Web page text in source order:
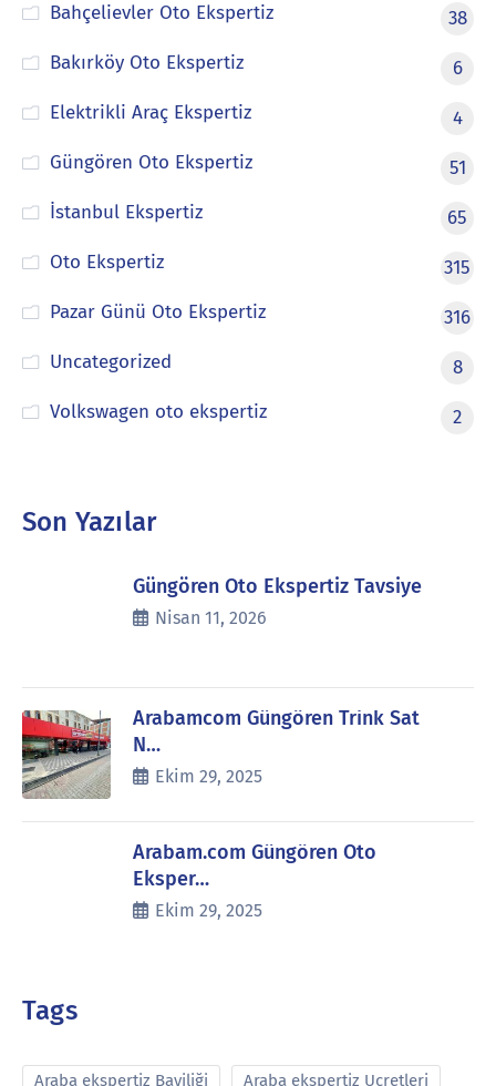
Bahçelievler Oto Ekspertiz
38
Bakırköy Oto Ekspertiz
6
Elektrikli Araç Ekspertiz
4
Güngören Oto Ekspertiz
51
İstanbul Ekspertiz
65
Oto Ekspertiz
315
Pazar Günü Oto Ekspertiz
316
Uncategorized
8
Volkswagen oto ekspertiz
2
Son Yazılar
Güngören Oto Ekspertiz Tavsiye
Nisan 11, 2026
Arabamcom Güngören Trink Sat
N…
Ekim 29, 2025
Arabam.com Güngören Oto
Eksper…
Ekim 29, 2025
Tags
Araba ekspertiz Bayiliği Araba ekspertiz Ucretleri